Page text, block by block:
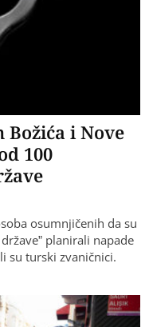
i Nove
100
osumnjičenih da su
planirali napade
su turski zvaničnici.